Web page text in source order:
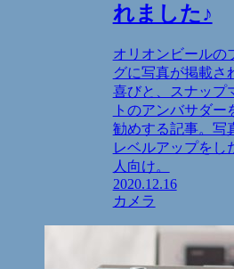
れました♪
オリオンビールの
グに写真が掲載さ
喜びと、スナップ
トのアンバサダー
勧めする記事。写
レベルアップをし
人向け。
2020.12.16
カメラ